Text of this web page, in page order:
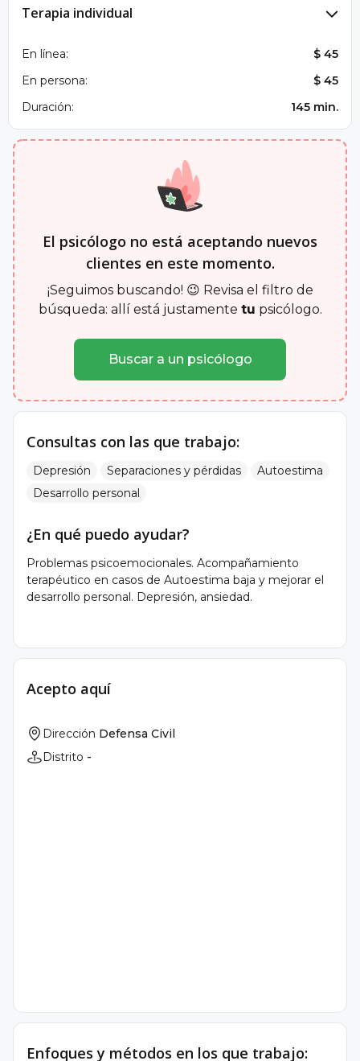
Terapia individual
En línea:
$ 45
En persona:
$ 45
Duración:
145 min.
El psicólogo no está aceptando nuevos
clientes en este momento.
¡Seguimos buscando! 😉 Revisa el filtro de
búsqueda: allí está justamente tu psicólogo.
Buscar a un psicólogo
Consultas con las que trabajo:
Depresión Separaciones y pérdidas
Autoestima
Desarrollo personal
¿En qué puedo ayudar?
Problemas psicoemocionales. Acompañamiento
terapéutico en casos de Autoestima baja y mejorar el
desarrollo personal. Depresión, ansiedad.
Acepto aquí
Dirección Defensa Civil
Distrito -
Enfoques y métodos en los que trabajo: